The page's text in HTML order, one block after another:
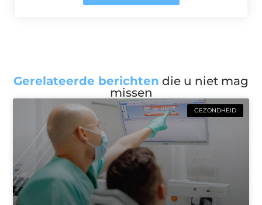
Gerelateerde berichten die u niet mag
missen
GEZONDHEID